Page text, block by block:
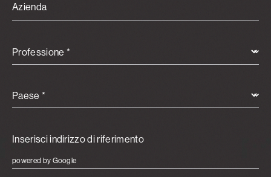
Azienda
Professione *
Paese *
powered by Google